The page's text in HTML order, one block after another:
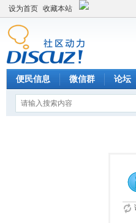
设为首页 收藏本站
便民信息 微信群 论坛